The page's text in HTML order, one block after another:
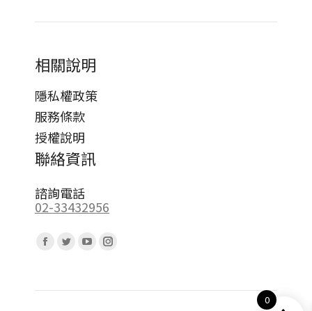
相關說明
隱私權政策
服務條款
授權說明
聯絡資訊
諮詢電話
02-33432956
Facebook
opens
Twitter
opens
YouTube
opens
Instagram
opens
0